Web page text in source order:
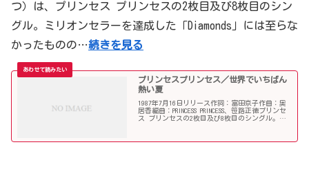
つ）は、プリンセス プリンセスの2枚目及び8枚目のシン
グル。ミリオンセラーを達成した「Diamonds」には至らな
かったものの…続きを見る
プリンセスプリンセス／世界でいちばん
熱い夏
1987年7月16日リリース作詞：富田京子作曲：奥
居香編曲：PRINCESS PRINCESS、笹路正徳プリンセ
ス プリンセスの2枚目及び8枚目のシングル。